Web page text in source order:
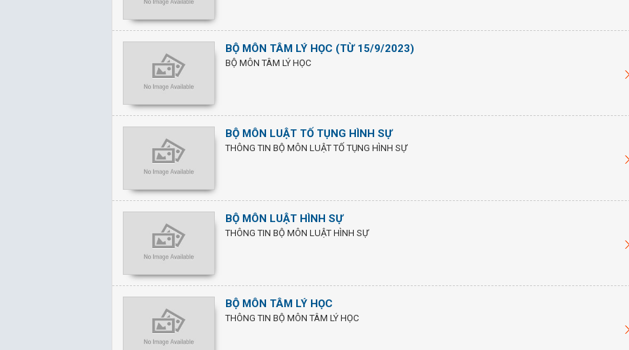
BỘ MÔN TÂM LÝ HỌC (TỪ 15/9/2023)
BỘ MÔN TÂM LÝ HỌC
BỘ MÔN LUẬT TỐ TỤNG HÌNH SỰ
THÔNG TIN BỘ MÔN LUẬT TỐ TỤNG HÌNH SỰ
BỘ MÔN LUẬT HÌNH SỰ
THÔNG TIN BỘ MÔN LUẬT HÌNH SỰ
BỘ MÔN TÂM LÝ HỌC
THÔNG TIN BỘ MÔN TÂM LÝ HỌC